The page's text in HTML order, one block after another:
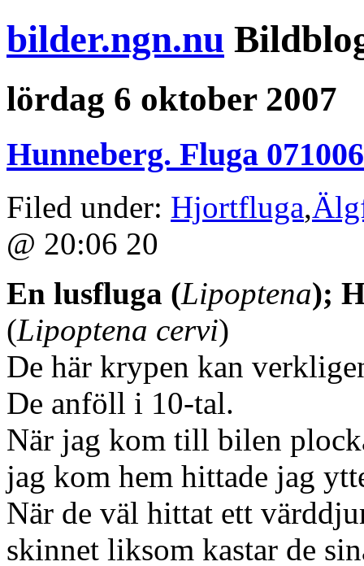
bilder.ngn.nu
lördag 6 oktober 2007
Hunneberg. Fluga 071006
Filed under: Hjortfluga,
@ 20:06 20
En lusfluga (Lipoptena);
(Lipoptena cervi)
De här krypen kan
De anföll i 10-tal.
När jag kom till bilen
jag kom hem hittade jag
När de väl hittat ett
skinnet liksom kastar de